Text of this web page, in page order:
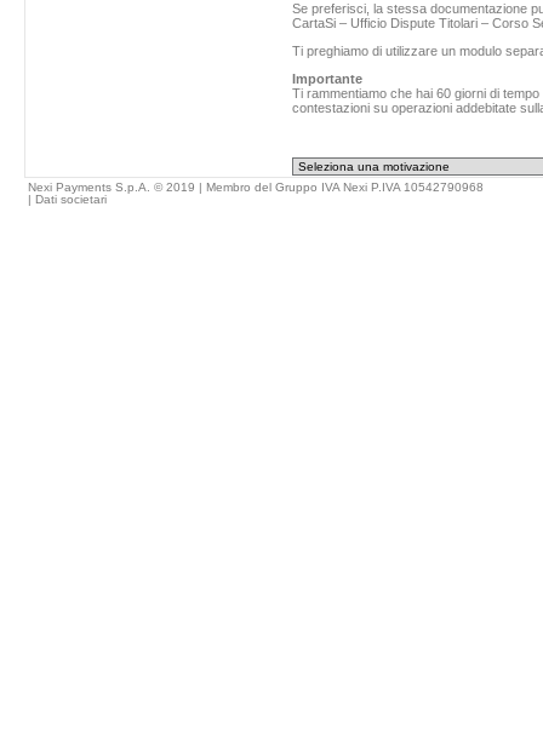
Se preferisci, la stessa documentazione
CartaSi – Ufficio Dispute Titolari – Corso
Ti preghiamo di utilizzare un modulo
Importante
Ti rammentiamo che hai 60 giorni di
contestazioni su operazioni addebitate
Nexi Payments S.p.A. © 2019 | Membro del Gruppo IVA Nexi P.IVA 10542790968
| Dati societari